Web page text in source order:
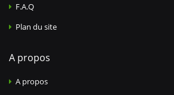
F.A.Q
Plan du site
A propos
A propos